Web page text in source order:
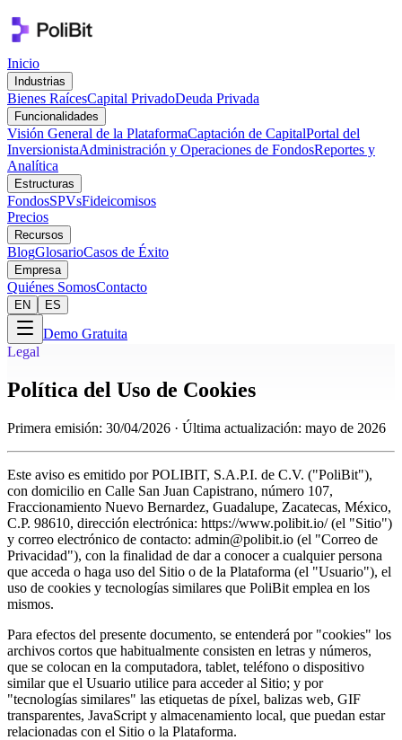
Inicio
Industrias
Bienes RaícesCapital PrivadoDeuda Privada
Funcionalidades
Visión General de la PlataformaCaptación de CapitalPortal del
InversionistaAdministración y Operaciones de FondosReportes y
Analítica
Estructuras
FondosSPVsFideicomisos
Precios
Recursos
BlogGlosarioCasos de Éxito
Empresa
Quiénes SomosContacto
EN ES
Demo Gratuita
Legal
Política del Uso de Cookies
Primera emisión: 30/04/2026 · Última actualización: mayo de 2026
Este aviso es emitido por POLIBIT, S.A.P.I. de C.V. ("PoliBit"),
con domicilio en Calle San Juan Capistrano, número 107,
Fraccionamiento Nuevo Bernardez, Guadalupe, Zacatecas, México,
C.P. 98610, dirección electrónica: https://www.polibit.io/ (el "Sitio")
y correo electrónico de contacto: admin@polibit.io (el "Correo de
Privacidad"), con la finalidad de dar a conocer a cualquier persona
que acceda o haga uso del Sitio o de la Plataforma (el "Usuario"), el
uso de cookies y tecnologías similares que PoliBit emplea en los
mismos.
Para efectos del presente documento, se entenderá por "cookies" los
archivos cortos que habitualmente consisten en letras y números,
que se colocan en la computadora, tablet, teléfono o dispositivo
similar que el Usuario utilice para acceder al Sitio; y por
"tecnologías similares" las etiquetas de píxel, balizas web, GIF
transparentes, JavaScript y almacenamiento local, que puedan estar
relacionadas con el Sitio o la Plataforma.